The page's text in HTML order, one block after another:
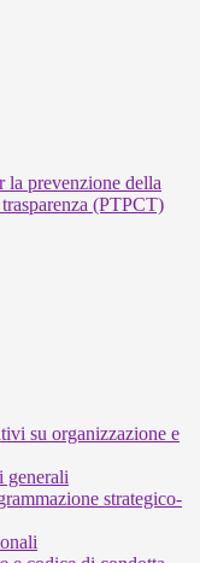
la prevenzione della
(PTPCT)
su organizzazione e
generali
strategico-